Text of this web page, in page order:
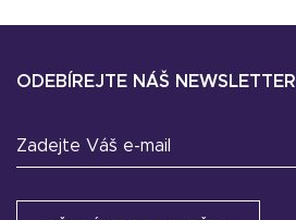
ODEBÍREJTE NÁŠ NEWSLETTER
Zadejte Váš e-mail